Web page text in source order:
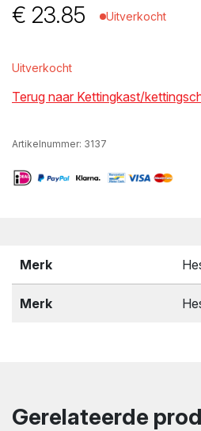
€ 23.85 Uitverkocht
Uitverkocht
Terug naar Kettingkast/
Artikelnummer: 3137
Merk
Merk
Gerelateerde